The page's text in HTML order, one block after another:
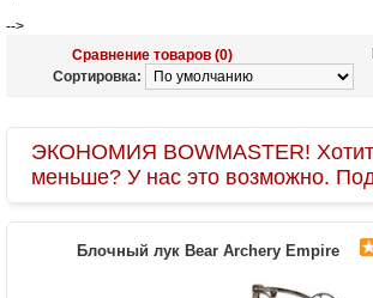
-->
Сравнение товаров (0)
Сортировка:
ЭКОНОМИЯ BOWMASTER!
меньше? У нас это возможно.
Блочный лук Bear Archery Empire